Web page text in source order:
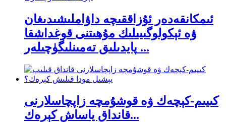
ئىمكانقەدەر ئۇزاققىچە داۋاملىشىدىغان
ۋە ئېكولوگىيىلىك مۇھىتنى قوغداشقا
پايدىلىق تەمىنلىگۈچىلەر ...
كىيىم-كېچەك ۋە قوشۇمچە زاپچاسلارنى
قانداق ياساش كېرەك...